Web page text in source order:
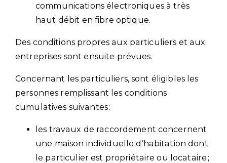
communications électroniques à très
haut débit en fibre optique.
Des conditions propres aux particuliers et aux
entreprises sont ensuite prévues.
Concernant les particuliers, sont éligibles les
personnes remplissant les conditions
cumulatives suivantes :
les travaux de raccordement concernent
une maison individuelle d’habitation dont
le particulier est propriétaire ou locataire ;